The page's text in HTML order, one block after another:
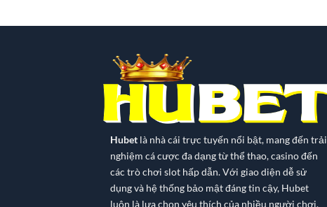
Hubet là nhà cái trực tuyến nổi bật, mang đến trải
nghiệm cá cược đa dạng từ thể thao, casino đến
các trò chơi slot hấp dẫn. Với giao diện dễ sử
dụng và hệ thống bảo mật đáng tin cậy, Hubet
luôn là lựa chọn yêu thích của nhiều người chơi.